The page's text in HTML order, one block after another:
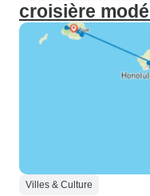
croisière
Villes & Culture